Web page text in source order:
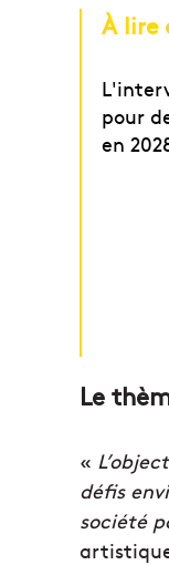
À lire
pour
en
Le
«
défis
société